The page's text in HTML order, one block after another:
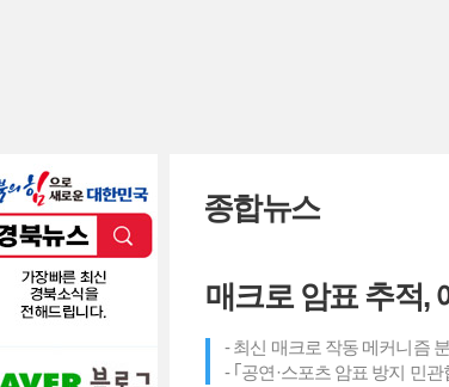
종합뉴스
매크로 암표 추적,
- 최신 매크로 작동 메커니즘
- ｢공연·스포츠 암표 방지 민